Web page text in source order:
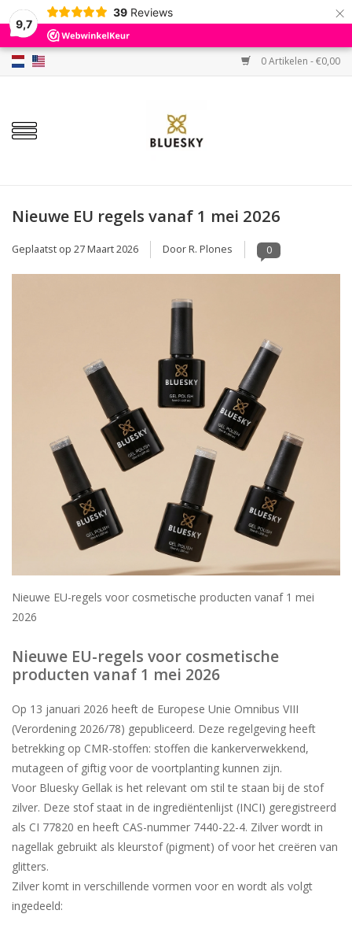
9,7
39 Reviews ×
0 Artikelen - €0,00
Home
Kleuren
Base & Top
BIAB etc.
Nieuwe EU regels vanaf 1 mei 2026
Geplaatst op 27 Maart 2026 Door R. Plones 0
Nieuwe EU-regels voor cosmetische producten vanaf 1 mei
2026
Nieuwe EU-regels voor cosmetische
producten vanaf 1 mei 2026
Op 13 januari 2026 heeft de Europese Unie Omnibus VIII
(Verordening 2026/78) gepubliceerd. Deze regelgeving heeft
betrekking op CMR-stoffen: stoffen die kankerverwekkend,
mutageen of giftig voor de voortplanting kunnen zijn.
Voor Bluesky Gellak is het relevant om stil te staan bij de stof
zilver. Deze stof staat in de ingrediëntenlijst (INCI) geregistreerd
als CI 77820 en heeft CAS-nummer 7440-22-4. Zilver wordt in
nagellak gebruikt als kleurstof (pigment) of voor het creëren van
glitters.
Zilver komt in verschillende vormen voor en wordt als volgt
ingedeeld: